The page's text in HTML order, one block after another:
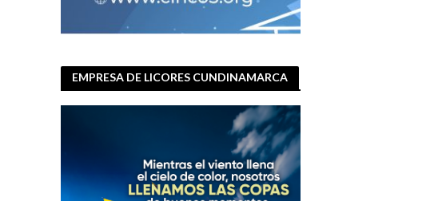
EMPRESA DE LICORES CUNDINAMARCA